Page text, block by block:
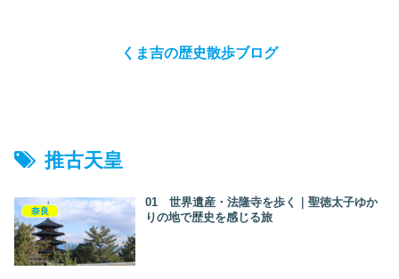
くま吉の歴史散歩ブログ
推古天皇
奈良
01 世界遺産・法隆寺を歩く｜聖徳太子ゆか
りの地で歴史を感じる旅